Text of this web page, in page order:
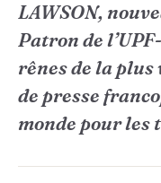
LAWSON,
Patron de
rênes de la
de presse
monde pour les